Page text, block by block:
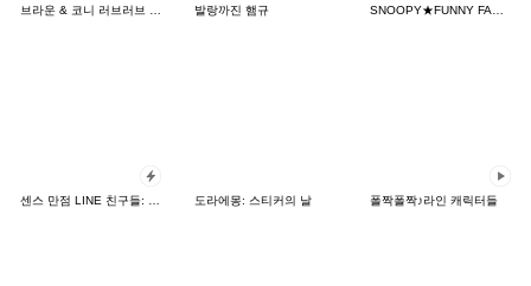
발랑까진 햄규
도라에몽: 스티커의 날 폴짝폴짝♪라인 캐릭터들